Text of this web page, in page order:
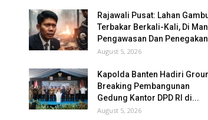
Rajawali Pusat: Lahan
Terbakar Berkali-Kali, Di
Pengawasan Dan
August 5, 2026
Kapolda Banten Hadiri
Breaking Pembangunan
Gedung Kantor DPD RI di...
August 5, 2026